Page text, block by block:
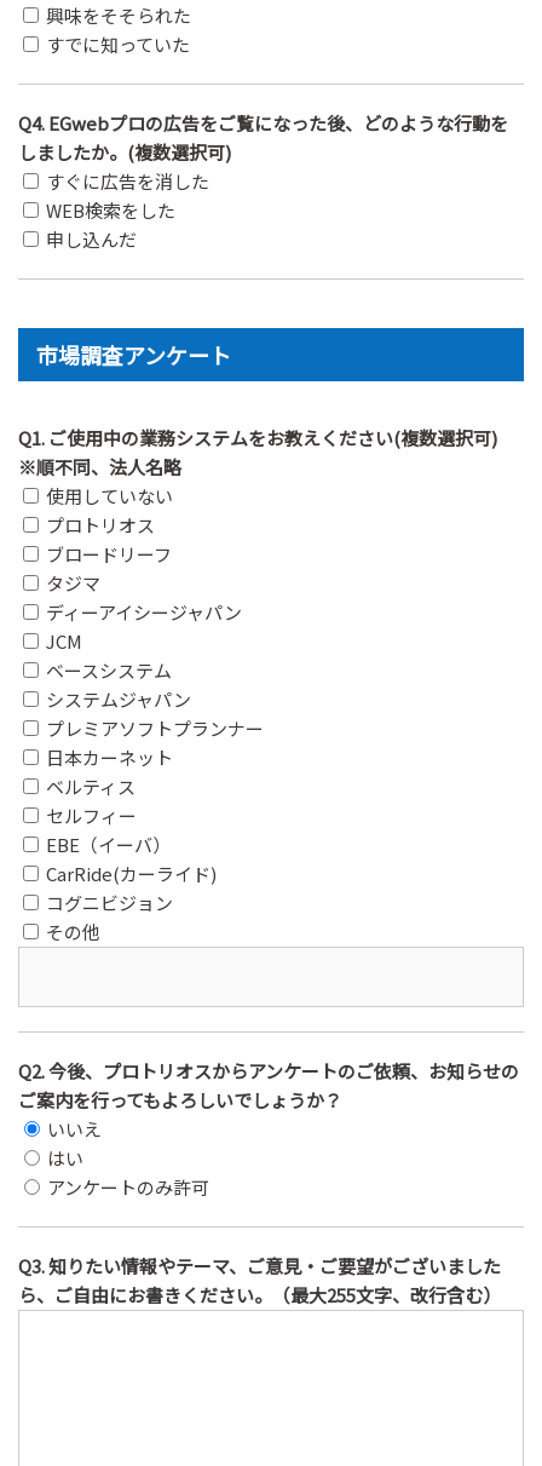
興味をそそられた
すでに知っていた
Q4. EGwebプロの広告をご覧になった後、どのような行動を
しましたか。(複数選択可)
すぐに広告を消した
WEB検索をした
申し込んだ
市場調査アンケート
Q1. ご使用中の業務システムをお教えください(複数選択可)
※順不同、法人名略
使用していない
プロトリオス
ブロードリーフ
タジマ
ディーアイシージャパン
JCM
ベースシステム
システムジャパン
プレミアソフトプランナー
日本カーネット
ベルティス
セルフィー
EBE（イーバ）
CarRide(カーライド)
コグニビジョン
その他
Q2. 今後、プロトリオスからアンケートのご依頼、お知らせの
ご案内を行ってもよろしいでしょうか？
いいえ
はい
アンケートのみ許可
Q3. 知りたい情報やテーマ、ご意見・ご要望がございました
ら、ご自由にお書きください。（最大255文字、改行含む）